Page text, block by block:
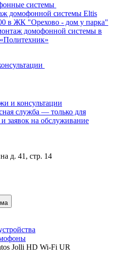
системы
домофонной системы Eltis
в ЖК "Орехово - дом у парка"
домофонной системы в
и консультации
служба — только для
заявок на обслуживание
д. 41, стр. 14
Jolli HD Wi-Fi UR